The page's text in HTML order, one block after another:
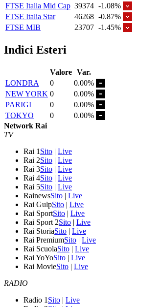
FTSE Italia Mid Cap 39374 -1.08%
FTSE Italia Star
46268 -0.87%
FTSE MIB
23707 -1.45%
Indici Esteri
Valore Var.
LONDRA
0
0.00%
NEW YORK 0
0.00%
PARIGI
0
0.00%
TOKYO
0
0.00%
Network Rai
TV
Rai 1 Sito | Live
Rai 2Sito | Live
Rai 3Sito | Live
Rai 4Sito | Live
Rai 5Sito | Live
RainewsSito | Live
Rai GulpSito | Live
Rai SportSito | Live
Rai Sport 2Sito | Live
Rai StoriaSito | Live
Rai PremiumSito | Live
Rai ScuolaSito | Live
Rai YoYoSito | Live
Rai MovieSito | Live
RADIO
Radio 1 Sito | Live